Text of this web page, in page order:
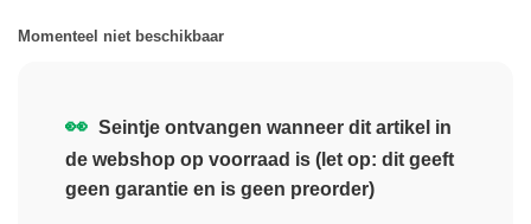
Momenteel niet beschikbaar
👀 Seintje ontvangen wanneer dit artikel in
de webshop op voorraad is (let op: dit geeft
geen garantie en is geen preorder)